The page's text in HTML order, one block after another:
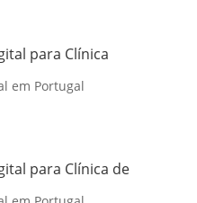
para Clínica
em Portugal
para Clínica de